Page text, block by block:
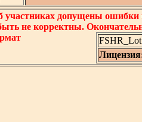
допущены ошибки
не корректны.